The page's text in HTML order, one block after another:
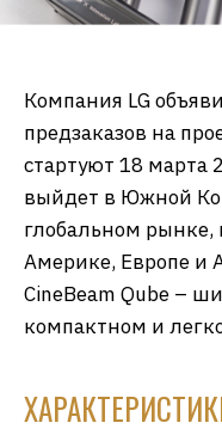
Компания LG
предзаказов на
стартуют 18 марта
выйдет в Южной
глобальном рынке,
Америке, Европе и
CineBeam Qube –
компактном и